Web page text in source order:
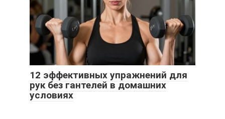
12 эффективных упражнений для
рук без гантелей в домашних
условиях